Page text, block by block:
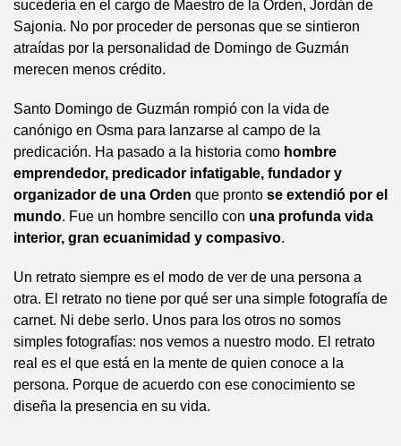
sucedería en el cargo de Maestro de la Orden, Jordán de
Sajonia. No por proceder de personas que se sintieron
atraídas por la personalidad de Domingo de Guzmán
merecen menos crédito.
Santo Domingo de Guzmán rompió con la vida de
canónigo en Osma para lanzarse al campo de la
predicación. Ha pasado a la historia como hombre
emprendedor, predicador infatigable, fundador y
organizador de una Orden que pronto se extendió por el
mundo. Fue un hombre sencillo con una profunda vida
interior, gran ecuanimidad y compasivo.
Un retrato siempre es el modo de ver de una persona a
otra. El retrato no tiene por qué ser una simple fotografía de
carnet. Ni debe serlo. Unos para los otros no somos
simples fotografías: nos vemos a nuestro modo. El retrato
real es el que está en la mente de quien conoce a la
persona. Porque de acuerdo con ese conocimiento se
diseña la presencia en su vida.